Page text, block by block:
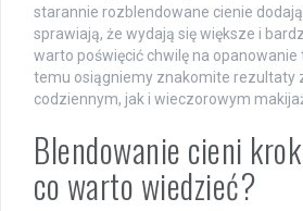
starannie rozblendowane cienie
sprawiają, że wydają się większe i
warto poświęcić chwilę na opanowanie
temu osiągniemy znakomite rezultaty
codziennym, jak i wieczorowym
Blendowanie cieni
co warto wiedzieć?